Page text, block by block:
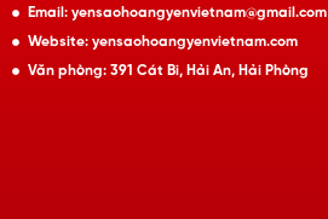
Email: yensaohoangyenvietnam@gmail.com
Website: yensaohoangyenvietnam.com
Văn phòng: 391 Cát Bi, Hải An, Hải Phòng